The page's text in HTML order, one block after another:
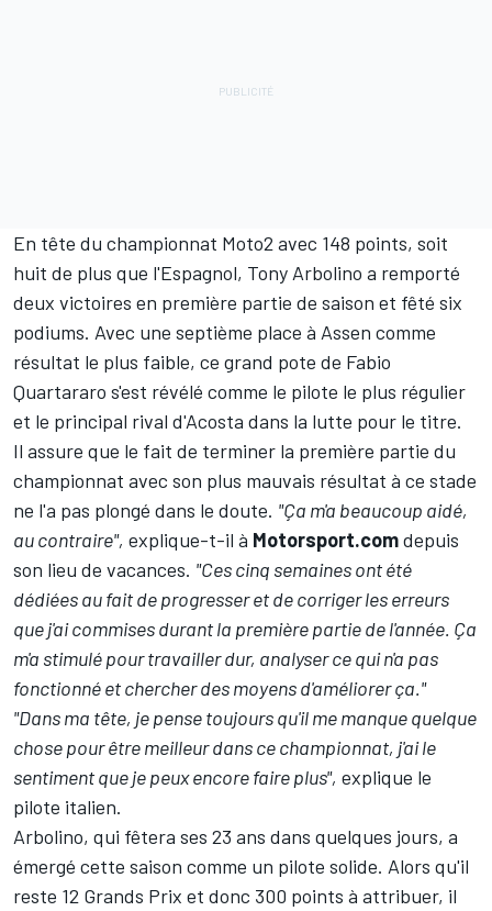
En tête du championnat Moto2 avec 148 points, soit
huit de plus que l'Espagnol, Tony Arbolino a remporté
deux victoires en première partie de saison et fêté six
podiums. Avec une septième place à Assen comme
résultat le plus faible, ce grand pote de Fabio
Quartararo s'est révélé comme le pilote le plus régulier
et le principal rival d'Acosta dans la lutte pour le titre.
Il assure que le fait de terminer la première partie du
championnat avec son plus mauvais résultat à ce stade
ne l'a pas plongé dans le doute. "Ça m'a beaucoup aidé,
au contraire", explique-t-il à Motorsport.comdepuis
son lieu de vacances. "Ces cinq semaines ont été
dédiées au fait de progresser et de corriger les erreurs
que j'ai commises durant la première partie de l'année. Ça
m'a stimulé pour travailler dur, analyser ce qui n'a pas
fonctionné et chercher des moyens d'améliorer ça."
"Dans ma tête, je pense toujours qu'il me manque quelque
chose pour être meilleur dans ce championnat, j'ai le
sentiment que je peux encore faire plus", explique le
pilote italien.
Arbolino, qui fêtera ses 23 ans dans quelques jours, a
émergé cette saison comme un pilote solide. Alors qu'il
reste 12 Grands Prix et donc 300 points à attribuer, il